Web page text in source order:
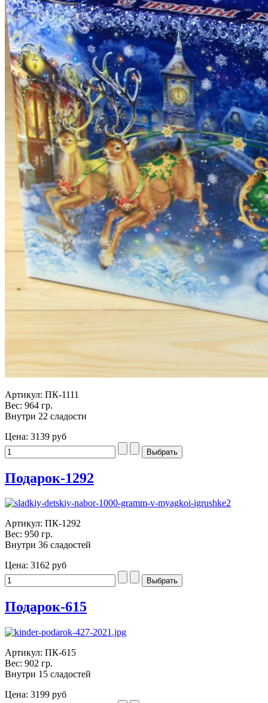
Артикул: ПК-1111
Вес: 964 гр.
Внутри 22 сладости
Цена: 3139 руб
Подарок-1292
Артикул: ПК-1292
Вес: 950 гр.
Внутри 36 сладостей
Цена: 3162 руб
Подарок-615
Артикул: ПК-615
Вес: 902 гр.
Внутри 15 сладостей
Цена: 3199 руб